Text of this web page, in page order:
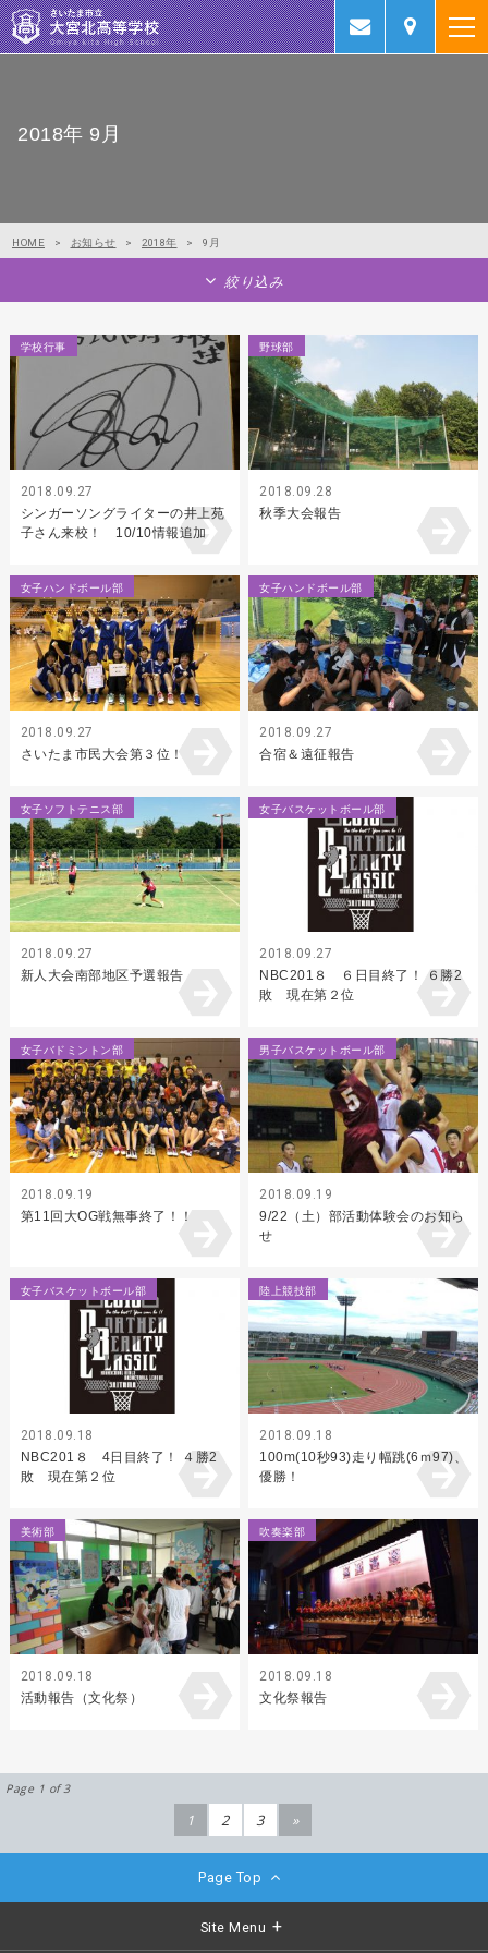
2018年 9月
HOME > お知らせ > 2018年 > 9月
絞り込み
学校行事
2018.09.27
シンガーソングライターの井上苑
子さん来校！ 10/10情報追加
野球部
2018.09.28
秋季大会報告
女子ハンドボール部
2018.09.27
さいたま市民大会第３位！
女子ハンドボール部
2018.09.27
合宿＆遠征報告
女子ソフトテニス部
2018.09.27
新人大会南部地区予選報告
女子バスケットボール部
2018.09.27
NBC201８ ６日目終了！ ６勝2
敗 現在第２位
女子バドミントン部
2018.09.19
第11回大OG戦無事終了！！
男子バスケットボール部
2018.09.19
9/22（土）部活動体験会のお知ら
せ
女子バスケットボール部
2018.09.18
NBC201８ 4日目終了！ ４勝2
敗 現在第２位
陸上競技部
2018.09.18
100m(10秒93)走り幅跳(6ｍ97)、
優勝！
美術部
2018.09.18
活動報告（文化祭）
吹奏楽部
2018.09.18
文化祭報告
Page 1 of 3
1 2 3 »
Page Top
Site Menu